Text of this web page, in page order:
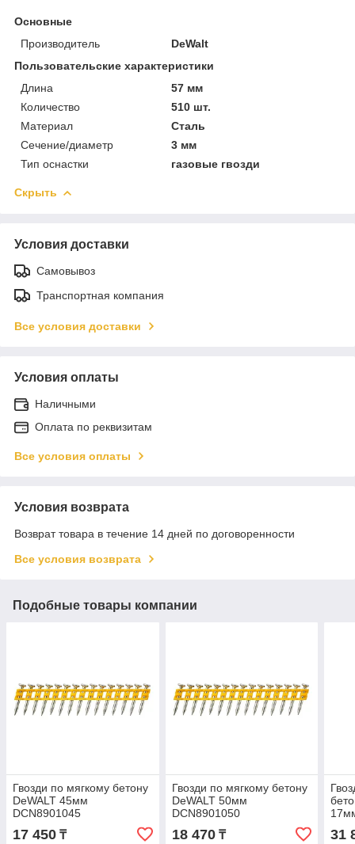
Основные
Производитель
DeWalt
Пользовательские характеристики
Длина
57 мм
Количество
510 шт.
Материал
Сталь
Сечение/диаметр
3 мм
Тип оснастки
газовые гвозди
Скрыть
Условия доставки
Самовывоз
Транспортная компания
Все условия доставки
Условия оплаты
Наличными
Оплата по реквизитам
Все условия оплаты
Условия возврата
Возврат товара в течение 14 дней по договоренности
Все условия возврата
Подобные товары компании
Гвозди по мягкому бетону
DeWALT 45мм
DCN8901045
17 450 ₸
Гвозди по мягкому бетону
DeWALT 50мм
DCN8901050
18 470₸ 31